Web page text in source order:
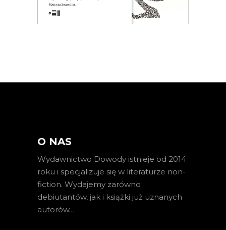
E-BOOK DO KOSZYKA
O NAS
Wydawnictwo Dowody istnieje od 2014
roku i specjalizuje się w literaturze non-
fiction. Wydajemy zarówno
debiutantów, jak i książki już uznanych
autorów…